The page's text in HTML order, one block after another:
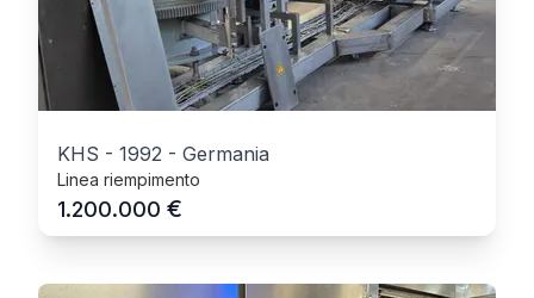
KHS - 1992 - Germania
Linea riempimento
1.200.000 €